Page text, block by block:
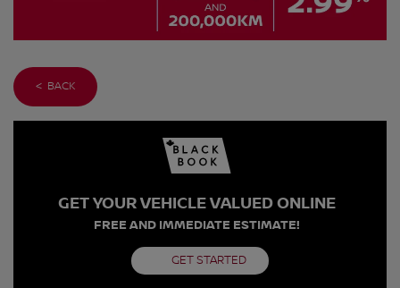
< BACK
GET YOUR VEHICLE VALUED ONLINE
FREE AND IMMEDIATE ESTIMATE!
GET STARTED